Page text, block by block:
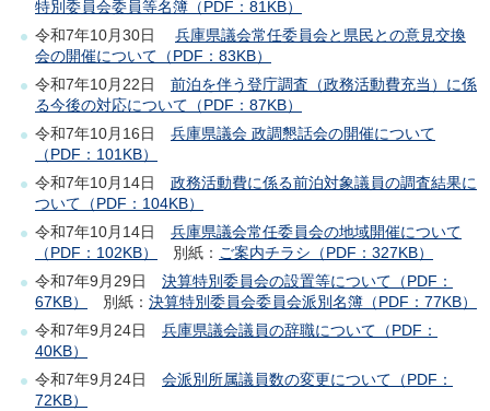
特別委員会委員等名簿（PDF：81KB）
令和7年10月30日 兵庫県議会常任委員会と県民との意見交換
会の開催について（PDF：83KB）
令和7年10月22日 前泊を伴う登庁調査（政務活動費充当）に係
る今後の対応について（PDF：87KB）
令和7年10月16日 兵庫県議会 政調懇話会の開催について
（PDF：101KB）
令和7年10月14日 政務活動費に係る前泊対象議員の調査結果に
ついて（PDF：104KB）
令和7年10月14日 兵庫県議会常任委員会の地域開催について
（PDF：102KB）
別紙： ご案内チラシ（PDF：327KB）
令和7年9月29日 決算特別委員会の設置等について（PDF：
67KB）
別紙： 決算特別委員会委員会派別名簿（PDF：77KB）
令和7年9月24日 兵庫県議会議員の辞職について（PDF：
40KB）
令和7年9月24日 会派別所属議員数の変更について（PDF：
72KB）